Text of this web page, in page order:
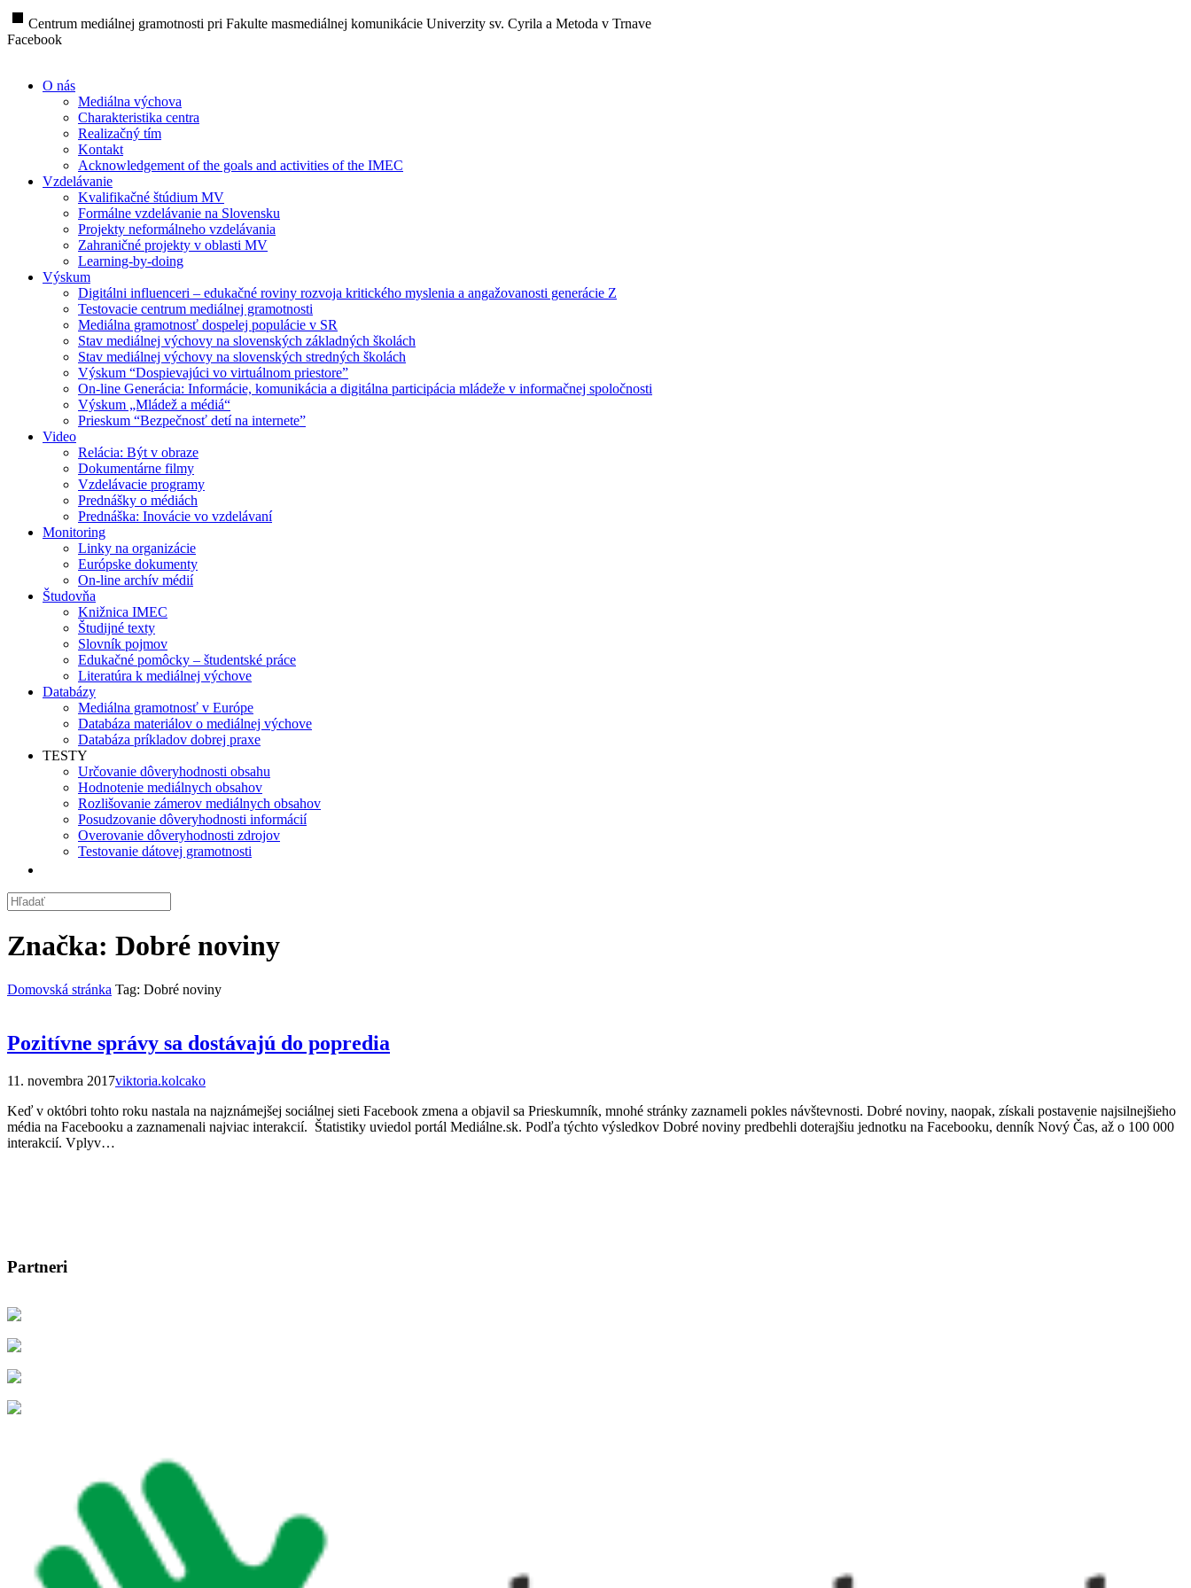
stop Centrum mediálnej gramotnosti pri Fakulte masmediálnej komunikácie Univerzity sv. Cyrila a Metoda v Trnave
Facebook
O nás
Mediálna výchova
Charakteristika centra
Realizačný tím
Kontakt
Acknowledgement of the goals and activities of the IMEC
Vzdelávanie
Kvalifikačné štúdium MV
Formálne vzdelávanie na Slovensku
Projekty neformálneho vzdelávania
Zahraničné projekty v oblasti MV
Learning-by-doing
Výskum
Digitálni influenceri – edukačné roviny rozvoja kritického myslenia a angažovanosti generácie Z
Testovacie centrum mediálnej gramotnosti
Mediálna gramotnosť dospelej populácie v SR
Stav mediálnej výchovy na slovenských základných školách
Stav mediálnej výchovy na slovenských stredných školách
Výskum “Dospievajúci vo virtuálnom priestore”
On-line Generácia: Informácie, komunikácia a digitálna participácia mládeže v informačnej spoločnosti
Výskum „Mládež a médiá“
Prieskum “Bezpečnosť detí na internete”
Video
Relácia: Být v obraze
Dokumentárne filmy
Vzdelávacie programy
Prednášky o médiách
Prednáška: Inovácie vo vzdelávaní
Monitoring
Linky na organizácie
Európske dokumenty
On-line archív médií
Študovňa
Knižnica IMEC
Študijné texty
Slovník pojmov
Edukačné pomôcky – študentské práce
Literatúra k mediálnej výchove
Databázy
Mediálna gramotnosť v Európe
Databáza materiálov o mediálnej výchove
Databáza príkladov dobrej praxe
TESTY
Určovanie dôveryhodnosti obsahu
Hodnotenie mediálnych obsahov
Rozlišovanie zámerov mediálnych obsahov
Posudzovanie dôveryhodnosti informácií
Overovanie dôveryhodnosti zdrojov
Testovanie dátovej gramotnosti
Značka: Dobré noviny
Domovská stránka Tag: Dobré noviny
Pozitívne správy sa dostávajú do popredia
11. novembra 2017viktoria.kolcako
Keď v októbri tohto roku nastala na najznámejšej sociálnej sieti Facebook zmena a objavil sa Prieskumník, mnohé stránky zaznameli pokles návštevnosti. Dobré noviny, naopak, získali postavenie najsilnejšieho
média na Facebooku a zaznamenali najviac interakcií. Štatistiky uviedol portál Mediálne.sk. Podľa týchto výsledkov Dobré noviny predbehli doterajšiu jednotku na Facebooku, denník Nový Čas, až o 100 000
interakcií. Vplyv…
Partneri